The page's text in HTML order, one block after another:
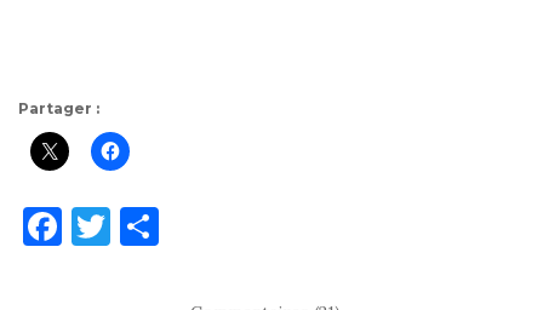
Partager :
F T